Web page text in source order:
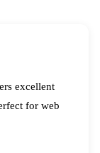
excellent
for web